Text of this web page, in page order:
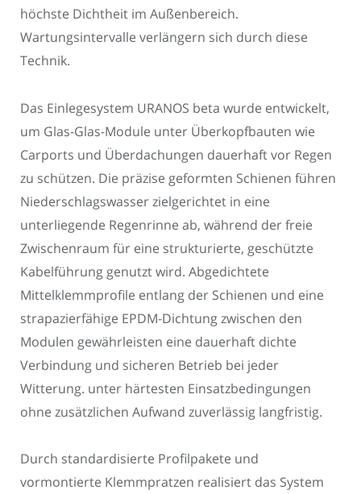
höchste Dichtheit im Außenbereich.
Wartungsintervalle verlängern sich durch diese
Technik.
Das Einlegesystem URANOS beta wurde entwickelt,
um Glas-Glas-Module unter Überkopfbauten wie
Carports und Überdachungen dauerhaft vor Regen
zu schützen. Die präzise geformten Schienen führen
Niederschlagswasser zielgerichtet in eine
unterliegende Regenrinne ab, während der freie
Zwischenraum für eine strukturierte, geschützte
Kabelführung genutzt wird. Abgedichtete
Mittelklemmprofile entlang der Schienen und eine
strapazierfähige EPDM-Dichtung zwischen den
Modulen gewährleisten eine dauerhaft dichte
Verbindung und sicheren Betrieb bei jeder
Witterung. unter härtesten Einsatzbedingungen
ohne zusätzlichen Aufwand zuverlässig langfristig.
Durch standardisierte Profilpakete und
vormontierte Klemmpratzen realisiert das System